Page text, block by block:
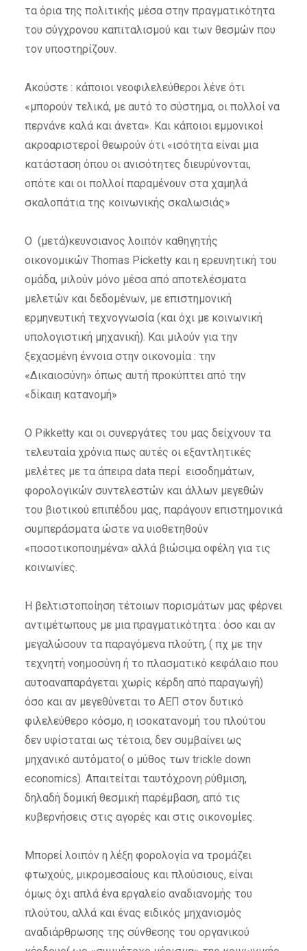
τα όρια της πολιτικής μέσα στην πραγματικότητα
του σύγχρονου καπιταλισμού και των θεσμών που
τον υποστηρίζουν.
Ακούστε : κάποιοι νεοφιλελεύθεροι λένε ότι
«μπορούν τελικά, με αυτό το σύστημα, οι πολλοί να
περνάνε καλά και άνετα». Και κάποιοι εμμονικοί
ακροαριστεροί θεωρούν ότι «ισότητα είναι μια
κατάσταση όπου οι ανισότητες διευρύνονται,
οπότε και οι πολλοί παραμένουν στα χαμηλά
σκαλοπάτια της κοινωνικής σκαλωσιάς»
Ο (μετά)κευνσιανος λοιπόν καθηγητής
οικονομικών Thomas Picketty και η ερευνητική του
ομάδα, μιλούν μόνο μέσα από αποτελέσματα
μελετών και δεδομένων, με επιστημονική
ερμηνευτική τεχνογνωσία (και όχι με κοινωνική
υπολογιστική μηχανική). Και μιλούν για την
ξεχασμένη έννοια στην οικονομία : την
«Δικαιοσύνη» όπως αυτή προκύπτει από την
«δίκαιη κατανομή»
Ο Pikketty και οι συνεργάτες του μας δείχνουν τα
τελευταία χρόνια πως αυτές οι εξαντλητικές
μελέτες με τα άπειρα data περί εισοδημάτων,
φορολογικών συντελεστών και άλλων μεγεθών
του βιοτικού επιπέδου μας, παράγουν επιστημονικά
συμπεράσματα ώστε να υιοθετηθούν
«ποσοτικοποιημένα» αλλά βιώσιμα οφέλη για τις
κοινωνίες.
Η βελτιστοποίηση τέτοιων πορισμάτων μας φέρνει
αντιμέτωπους με μια πραγματικότητα : όσο και αν
μεγαλώσουν τα παραγόμενα πλούτη, ( πχ με την
τεχνητή νοημοσύνη ή το πλασματικό κεφάλαιο που
αυτοαναπαράγεται χωρίς κέρδη από παραγωγή)
όσο και αν μεγεθύνεται το ΑΕΠ στον δυτικό
φιλελεύθερο κόσμο, η ισοκατανομή του πλούτου
δεν υφίσταται ως τέτοια, δεν συμβαίνει ως
μηχανικό αυτόματο( ο μύθος των trickle down
economics). Απαιτείται ταυτόχρονη ρύθμιση,
δηλαδή δομική θεσμική παρέμβαση, από τις
κυβερνήσεις στις αγορές και στις οικονομίες.
Μπορεί λοιπόν η λέξη φορολογία να τρομάζει
φτωχούς, μικρομεσαίους και πλούσιους, είναι
όμως όχι απλά ένα εργαλείο αναδιανομής του
πλούτου, αλλά και ένας ειδικός μηχανισμός
αναδιάρθρωσης της σύνθεσης του οργανικού